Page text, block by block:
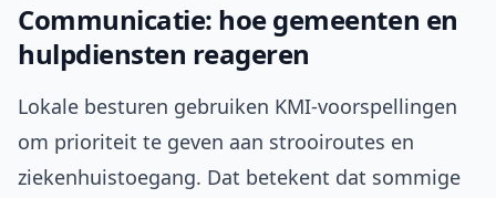
Communicatie: hoe gemeenten en
hulpdiensten reageren
Lokale besturen gebruiken KMI-voorspellingen
om prioriteit te geven aan strooiroutes en
ziekenhuistoegang. Dat betekent dat sommige